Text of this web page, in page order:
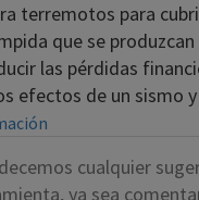
terremotos para
que se
las pérdidas
efectos de un sismo
cualquier
ya sea